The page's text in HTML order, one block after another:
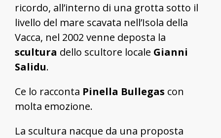
ricordo, all’interno di una grotta sotto il
livello del mare scavata nell’Isola della
Vacca, nel 2002 venne deposta la
scultura dello scultore locale Gianni
Salidu.
Ce lo racconta Pinella Bullegas con
molta emozione.
La scultura nacque da una proposta